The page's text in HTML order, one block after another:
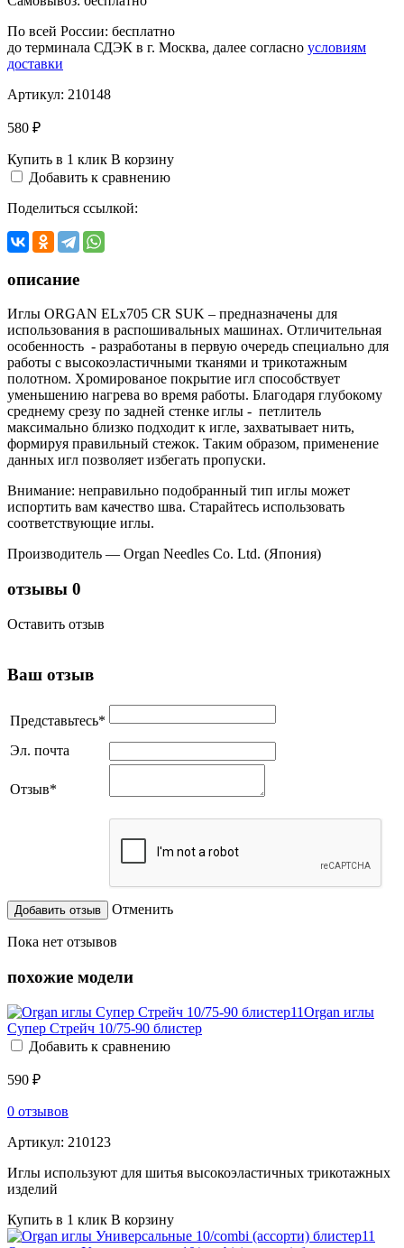
По всей России: бесплатно
до терминала СДЭК в г. Москва, далее согласно условиям
доставки
Артикул: 210148
580 ₽
Купить в 1 клик В корзину
Добавить к сравнению
Поделиться ссылкой:
описание
Иглы ORGAN ELх705 CR SUK – предназначены для
использования в распошивальных машинах. Отличительная
особенность - разработаны в первую очередь специально для
работы с высокоэластичными тканями и трикотажным
полотном. Хромированое покрытие игл способствует
уменьшению нагрева во время работы. Благодаря глубокому
среднему срезу по задней стенке иглы - петлитель
максимально близко подходит к игле, захватывает нить,
формируя правильный стежок. Таким образом, применение
данных игл позволяет избегать пропуски.
Внимание: неправильно подобранный тип иглы может
испортить вам качество шва. Старайтесь использовать
соответствующие иглы.
Производитель — Organ Needles Co. Ltd. (Япония)
отзывы 0
Оставить отзыв
Ваш отзыв
Представьтесь*
Эл. почта
Отзыв*
Отменить
Пока нет отзывов
похожие модели
Organ иглы
Супер Стрейч 10/75-90 блистер
Добавить к сравнению
590 ₽
0 отзывов
Артикул: 210123
Иглы используют для шитья высокоэластичных трикотажных
изделий
Купить в 1 клик В корзину